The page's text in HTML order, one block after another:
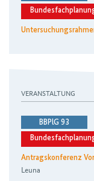
VERANSTALTUNG
BBPlG 93
Antragskonferenz
Leuna